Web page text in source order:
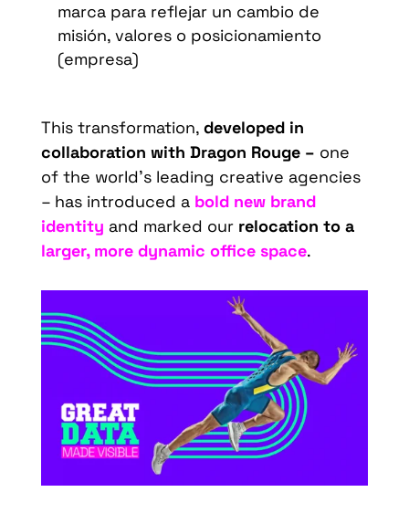
marca para reflejar un cambio de
misión, valores o posicionamiento
(empresa)
This transformation, developed in
collaboration with Dragon Rouge – one
of the world’s leading creative agencies
– has introduced a bold new brand
identity and marked ourrelocation to a
larger, more dynamic office space.